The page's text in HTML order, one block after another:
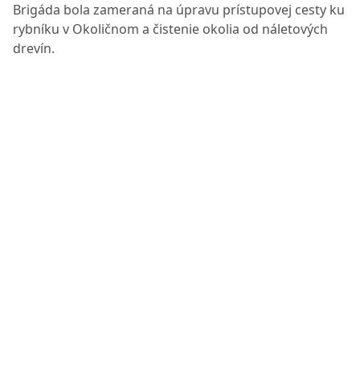
Brigáda bola zameraná na úpravu prístupovej cesty ku
rybníku v Okoličnom a čistenie okolia od náletových
drevín.